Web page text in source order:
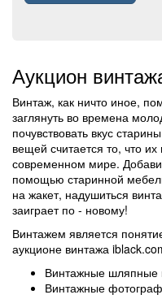
Аукцион
Винтаж, как ничто иное,
заглянуть во времена
почувствовать вкус
вещей считается то, что
современном мире.
помощью старинной
на жакет, надушиться
заиграет по - новому!
Винтажем является
аукционе винтажа
Винтажные шляпные
Винтажные